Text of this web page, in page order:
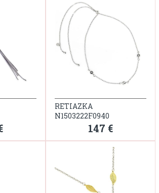
RETIAZKA
N1503222F0940
147 €